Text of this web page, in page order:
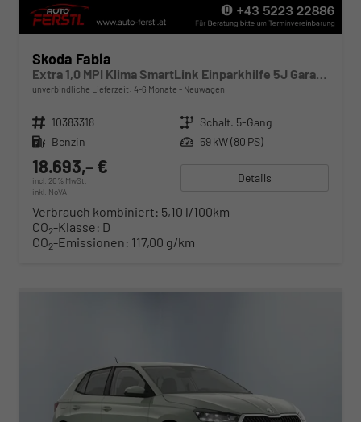
Skoda Fabia
Extra 1,0 MPI Klima SmartLink Einparkhilfe 5J Garantie LED Scheinwerfer Bluetooth
unverbindliche Lieferzeit: 4-6 Monate Neuwagen
Fahrzeugnr. 10383318 Getriebe Schalt. 5-Gang
Kraftstoff Benzin Leistung 59 kW (80 PS)
18.693,– €
incl. 20% MwSt.
inkl. NoVA
Details
Verbrauch kombiniert: 5,10 l/100km
CO2-Klasse: D
CO2-Emissionen: 117,00 g/km